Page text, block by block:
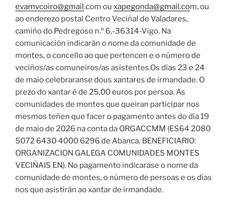
evamvcoiro@gmail .com ou xapegonda@gmail.com, ou
ao enderezo postal Centro Veciñal de Valadares,
camiño do Pedregoso n.º 6,-36314-Vigo. Na
comunicación indicarán o nome da comunidade de
montes, o concello ao que pertencen e o número de
veciños/as comuneiros/as asistentes.Os días 23 e 24
de maio celebraranse dous xantares de irmandade. O
prezo do xantar é de 25,00 euros por persoa. As
comunidades de montes que queiran participar nos
mesmos teñen que facer o pagamento antes do día 19
de maio de 2026 na conta da ORGACCMM (ES64 2080
5072 6430 4000 6296 de Abanca, BENEFICIARIO:
ORGANIZACION GALEGA COMUNIDADES MONTES
VECIÑAIS EN). No pagamento indicarase o nome da
comunidade de montes, o número de persoas e os días
nos que asistirán ao xantar de irmandade.